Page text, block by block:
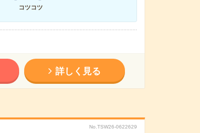
コツコツ
詳しく見る
No.TSW26-0622629